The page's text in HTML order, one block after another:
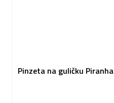
Pinzeta na guličku Piranha